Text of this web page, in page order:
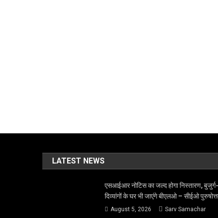
LATEST NEWS
एसआईआर नोटिस का जल्द होगा निस्तारण, बुजुर्ग-
दिव्यांगों के घर भी जाएंगे बीएलओ – सीईओ
August 5, 2026 Sarv Samachar